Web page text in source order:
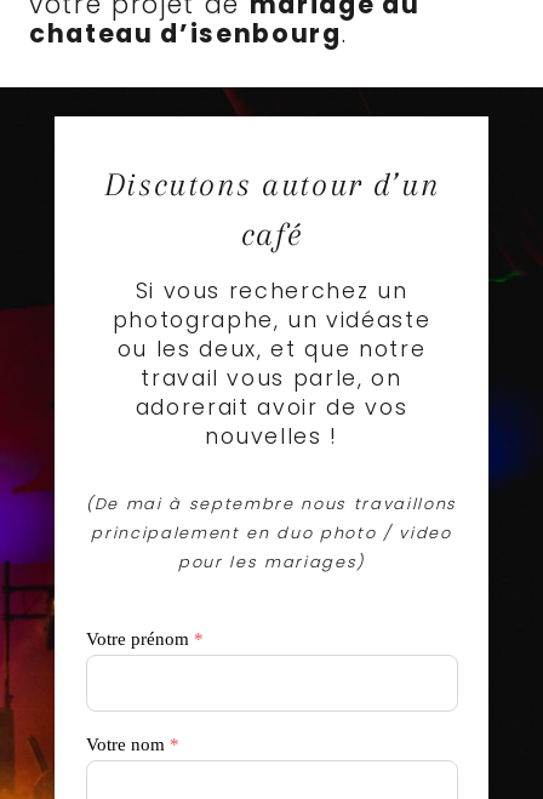
chateau d’isenbourg.
Discutons autour d’un
café
Si vous recherchez un
photographe, un vidéaste
ou les deux, et que notre
travail vous parle, on
adorerait avoir de vos
nouvelles !
(De mai à septembre nous travaillons
principalement en duo photo / video
pour les mariages)